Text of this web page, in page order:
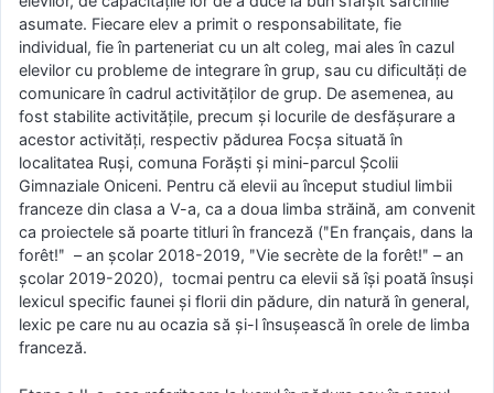
asumate. Fiecare elev a primit o responsabilitate, fie
individual, fie în parteneriat cu un alt coleg, mai ales în cazul
elevilor cu probleme de integrare în grup, sau cu dificultăți de
comunicare în cadrul activităților de grup. De asemenea, au
fost stabilite activitățile, precum și locurile de desfășurare a
acestor activități, respectiv pădurea Focșa situată în
localitatea Ruși, comuna Forăști și mini-parcul Școlii
Gimnaziale Oniceni. Pentru că elevii au început studiul limbii
franceze din clasa a V-a, ca a doua limba străină, am convenit
ca proiectele să poarte titluri în franceză (ʺEn français, dans la
forêt!ʺ – an școlar 2018-2019, ʺVie secrète de la forêt!ʺ – an
școlar 2019-2020), tocmai pentru ca elevii să își poată însuși
lexicul specific faunei și florii din pădure, din natură în general,
lexic pe care nu au ocazia să și-l însușească în orele de limba
franceză.